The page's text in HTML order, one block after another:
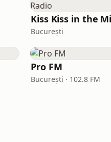
București
Pro FM
București · 102.8 FM